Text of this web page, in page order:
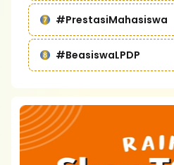
#PrestasiMahasiswa
#BeasiswaLPDP